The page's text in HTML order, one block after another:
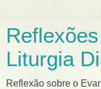
Liturgia
Reflexão sobre o